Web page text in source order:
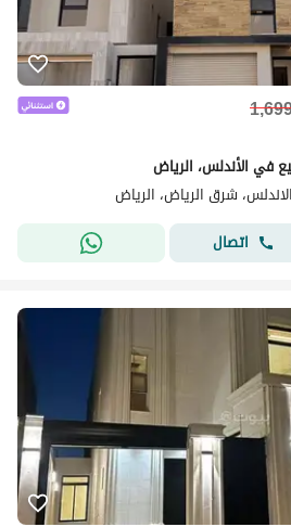
شرق الرياض، الرياض
اتصال